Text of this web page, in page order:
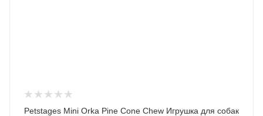
Petstages Mini Orka Pine Cone Chew Игрушка для собак